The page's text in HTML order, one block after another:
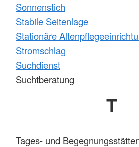
Sonnenstich
Stabile Seitenlage
Stationäre
Stromschlag
Suchdienst
Suchtberatung
T
Tages- und